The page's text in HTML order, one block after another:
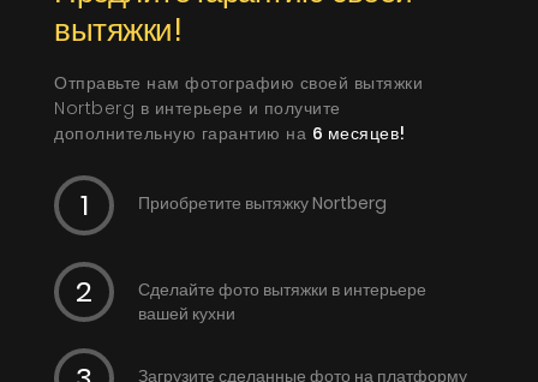
вытяжки!
Отправьте нам фотографию своей вытяжки
Nortberg в интерьере и получите
дополнительную гарантию на 6 месяцев!
Приобретите вытяжку Nortberg
Сделайте фото вытяжки в интерьере
вашей кухни
Загрузите сделанные фото на платформу